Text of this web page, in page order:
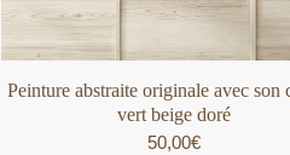
Peinture abstraite originale avec son
vert beige doré
50,00€